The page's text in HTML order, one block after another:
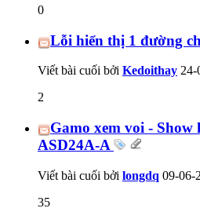
0
Lỗi hiển thị 1 đường
Viết bài cuối bởi Kedoithay 24-
2
Gamo xem voi -
ASD24A-A
Viết bài cuối bởi longdq 09-06-
35